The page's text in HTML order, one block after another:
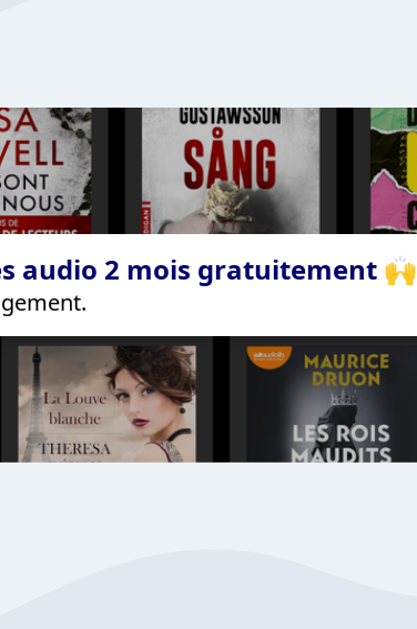
audio 2 mois gratuitement 🙌